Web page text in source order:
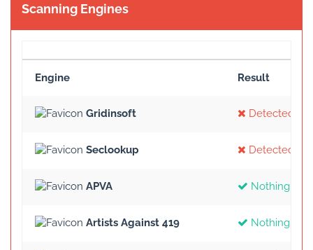
Scanning Engines
Engine Result
Gridinsoft Detected
Seclookup Detected
APVA Nothing
Artists Against 419 Nothing